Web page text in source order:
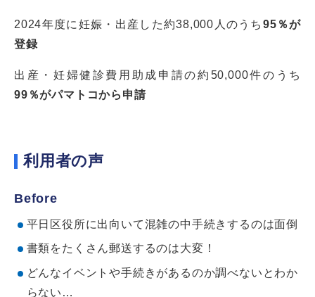
2024年度に妊娠・出産した約38,000人のうち 95％が
登録
出産・妊婦健診費用助成申請の約50,000件のうち
99％がパマトコから申請
利用者の声
Before
平日区役所に出向いて混雑の中手続きするのは面倒
書類をたくさん郵送するのは大変！
どんなイベントや手続きがあるのか調べないとわか
らない…